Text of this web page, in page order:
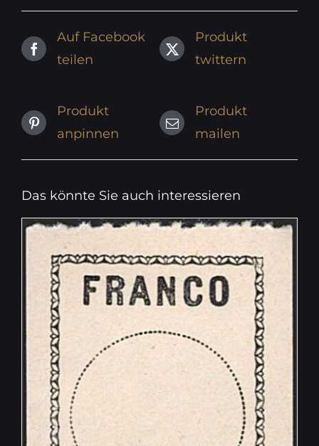
Auf Facebook
teilen
Produkt
twittern
Produkt
anpinnen
Produkt
mailen
Das könnte Sie auch interessieren